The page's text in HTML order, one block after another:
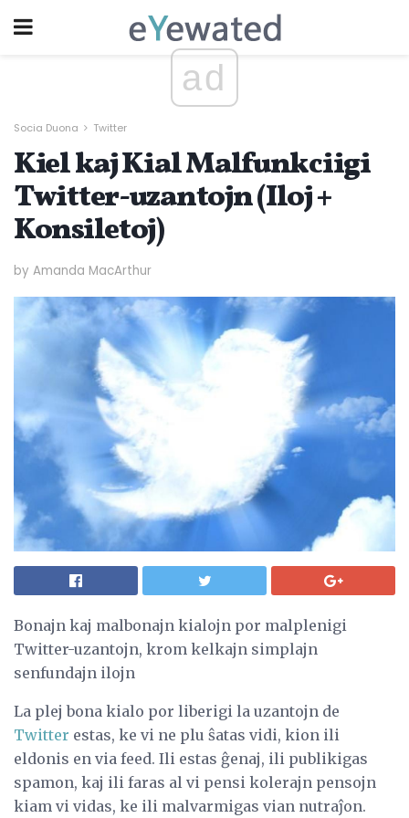
ad
Socia Duona Twitter
Kiel kaj Kial Malfunkciigi
Twitter-uzantojn (Iloj +
Konsiletoj)
by Amanda MacArthur
Bonajn kaj malbonajn kialojn por malplenigi
Twitter-uzantojn, krom kelkajn simplajn
senfundajn ilojn
La plej bona kialo por liberigi la uzantojn de
Twitter estas, ke vi ne plu ŝatas vidi, kion ili
eldonis en via feed. Ili estas ĝenaj, ili publikigas
spamon, kaj ili faras al vi pensi kolerajn pensojn
kiam vi vidas, ke ili malvarmigas vian nutraĵon.